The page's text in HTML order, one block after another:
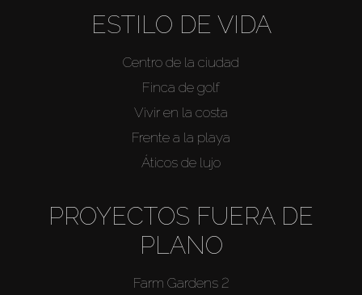
ESTILO DE VIDA
Centro de la ciudad
Finca de golf
Vivir en la costa
Frente a la playa
Áticos de lujo
PROYECTOS FUERA DE
PLANO
Farm Gardens 2